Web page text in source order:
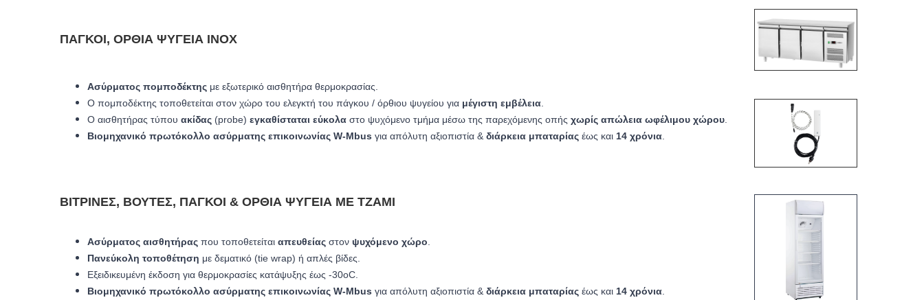
ΠΆΓΚΟΙ, ΌΡΘΙΑ ΨΥΓΕΊΑ INOX
Ασύρματος πομποδέκτης με εξωτερικό αισθητήρα θερμοκρασίας.
Ο πομποδέκτης τοποθετείται στον χώρο του ελεγκτή του πάγκου / όρθιου ψυγείου για μέγιστη εμβέλεια
Ο αισθητήρας τύπου ακίδας (probe) εγκαθίσταται εύκολα στο ψυχόμενο τμήμα μέσω της παρεχόμενης οπής χωρίς απώλεια ωφέλιμου χώρου
Βιομηχανικό πρωτόκολλο ασύρματης επικοινωνίας W-Mbus για απόλυτη αξιοπιστία & διάρκεια μπαταρίας έως και 14 χρόνια
ΒΙΤΡΊΝΕΣ, ΒΟΎΤΕΣ, ΠΆΓΚΟΙ & ΌΡΘΙΑ ΨΥΓΕΊΑ ΜΕ ΤΖΆΜΙ
Ασύρματος αισθητήρας που τοποθετείται απευθείας στον ψυχόμενο χώρο
Πανεύκολη τοποθέτηση με δεματικό (tie wrap) ή απλές βίδες.
Εξειδικευμένη έκδοση για θερμοκρασίες κατάψυξης έως -30oC.
Βιομηχανικό πρωτόκολλο ασύρματης επικοινωνίας W-Mbus για απόλυτη αξιοπιστία & διάρκεια μπαταρίας έως και 14 χρόνια